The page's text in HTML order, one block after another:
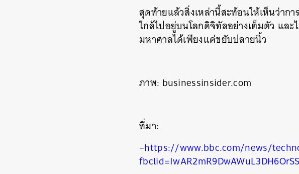
สุดท้ายแล้วสิ่งเหล่านี้สะท้อนให้เห็นว่ากา
ใกล้ไปอยู่บนโลกดิจิทัลอย่างเต็มตัว และ
มหาศาลได้เพียงแค่ขยับปลายนิ้ว
ภาพ: businessinsider.com
ที่มา:
–https://www.bbc.com/news/